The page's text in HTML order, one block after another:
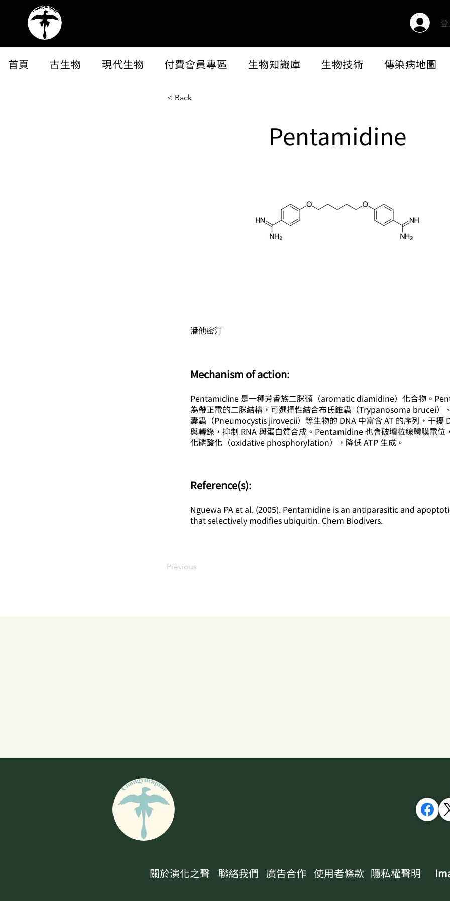
首頁 古生物 現代生物 付費會員專區 生物知識庫 生物技術 傳染病地圖
< Back
Pentamidine
潘他密汀
Mechanism of action:
Pentamidine 是一種芳香族二脒類（aromatic diamidine）化合物。
為帶正電的二脒結構，可選擇性結合布氏錐蟲（Trypanosoma brucei）
囊蟲（Pneumocystis jirovecii）等生物的 DNA 中富含 AT 的序列，干擾
與轉錄，抑制 RNA 與蛋白質合成。Pentamidine 也會破壞粒線體膜電位
化磷酸化（oxidative phosphorylation），降低 ATP 生成。
​Reference(s):
Nguewa PA et al. (2005). Pentamidine is an antiparasitic and
that selectively modifies ubiquitin. Chem Biodivers.
Previous
關於演化之聲 聯絡我們 廣告合作 使用者條款 隱私權聲明